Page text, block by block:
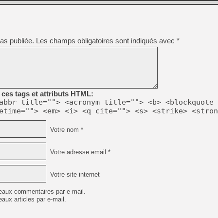
and audio handling, no futher
keyboards)
Mempack, SRAM and FlashRam saves in the
.mpk and .sra respectively).
with your roms, you must
the same filespec as the rom, and
directory. For instance, for:
publiée. Les champs obligatoires sont indiqués avec *
tags et attributs HTML:
title=""> <acronym title=""> <b> <blockquote
<em> <i> <q cite=""> <s> <strike>
Votre nom *
Votre adresse email *
Votre site internet
commentaires par e-mail.
articles par e-mail.